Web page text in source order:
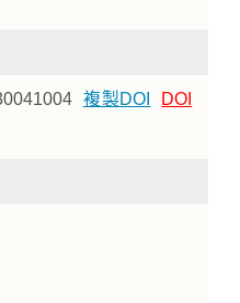
複製DOI
DOI